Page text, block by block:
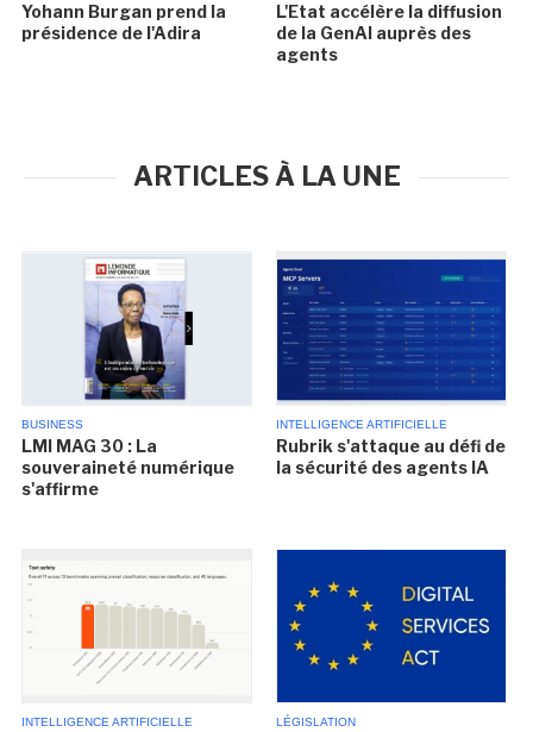
Yohann Burgan prend la
présidence de l'Adira
L'Etat accélère la diffusion
de la GenAI auprès des
agents
ARTICLES À LA UNE
BUSINESS
LMI MAG 30 : La
souveraineté numérique
s'affirme
INTELLIGENCE ARTIFICIELLE
Rubrik s'attaque au défi de
la sécurité des agents IA
INTELLIGENCE ARTIFICIELLE LÉGISLATION